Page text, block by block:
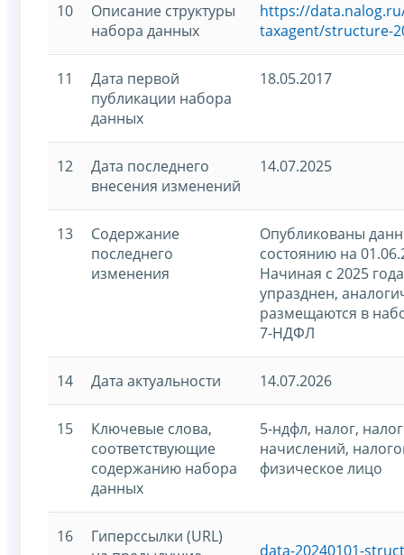
10
Описание структуры
набора данных
https://
taxagent/structure-
11
Дата первой
публикации набора
данных
18.05.2017
12
Дата последнего
внесения изменений
14.07.2025
13
Содержание
последнего
изменения
Опубликованы
состоянию на
Начиная с 2025
упразднен,
размещаются в
7-НДФЛ
14 Дата актуальности 14.07.2026
15
Ключевые слова,
соответствующие
содержанию набора
данных
5-ндфл, налог,
начислений,
физическое лицо
16
Гиперссылки (URL)
data-20240101-